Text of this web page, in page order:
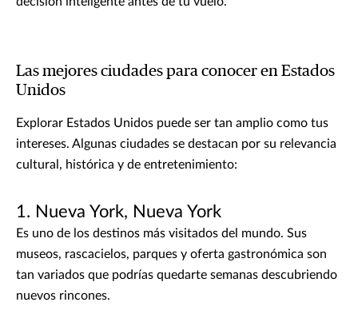
Las mejores ciudades para conocer en Estados
Unidos
Explorar Estados Unidos puede ser tan amplio como tus
intereses. Algunas ciudades se destacan por su relevancia
cultural, histórica y de entretenimiento:
1. Nueva York, Nueva York
Es uno de los destinos más visitados del mundo. Sus
museos, rascacielos, parques y oferta gastronómica son
tan variados que podrías quedarte semanas descubriendo
nuevos rincones.